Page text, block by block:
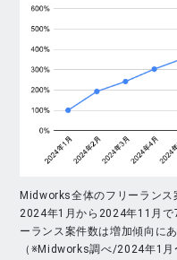
Midworks全体のフリーランス
2024年1月から2024年11月で
ーランス案件数は増加傾向に
（※Midworks調べ/2024年1